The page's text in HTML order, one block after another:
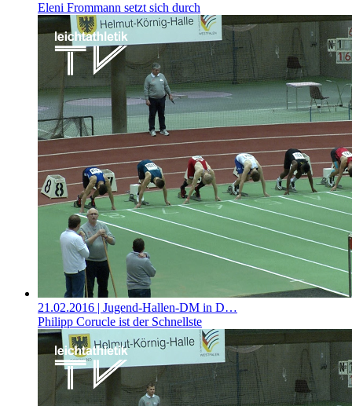
Eleni Frommann setzt sich durch
21.02.2016 | Jugend-Hallen-DM in D…
Philipp Corucle ist der Schnellste